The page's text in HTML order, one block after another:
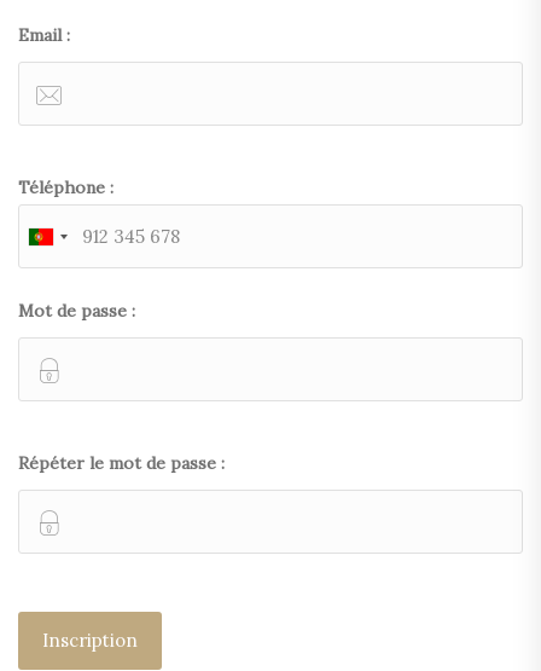
Email :
Téléphone :
Mot de passe :
Répéter le mot de passe :